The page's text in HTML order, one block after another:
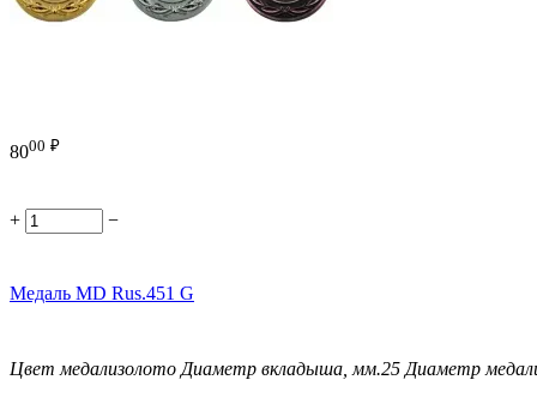
8000 ₽
+ −
Медаль MD Rus.451 G
Цвет медализолото Диаметр вкладыша, мм.25 Диаметр